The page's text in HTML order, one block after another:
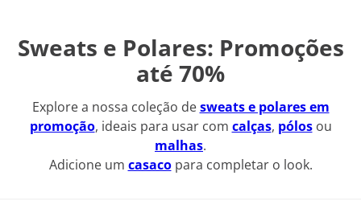
Sweats e Polares: Promoções
até 70%
Explore a nossa coleção desweats e polares em
promoção, ideais para usar com calças, pólosou
malhas.
Adicione um casacopara completar o look.